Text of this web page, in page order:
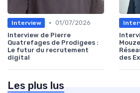
Interview • 01/07/2026
Interview de Pierre
Quatrefages de Prodigees :
Le futur du recrutement
digital
des
Les plus lus